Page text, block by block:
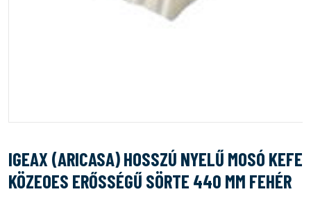
IGEAX (ARICASA) HOSSZÚ NYELŰ MOSÓ KEFE
KÖZEOES ERŐSSÉGŰ SÖRTE 440 MM FEHÉR